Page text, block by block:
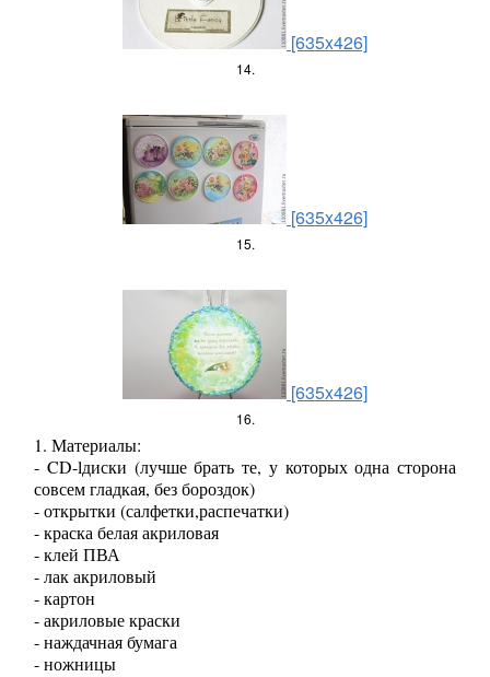
[635x426]
14.
[635x426]
15.
[635x426]
16.
1. Материалы:
- CD-lдиски (лучше брать те, у которых одна сторона
совсем гладкая, без бороздок)
- открытки (салфетки,распечатки)
- краска белая акриловая
- клей ПВА
- лак акриловый
- картон
- акриловые краски
- наждачная бумага
- ножницы